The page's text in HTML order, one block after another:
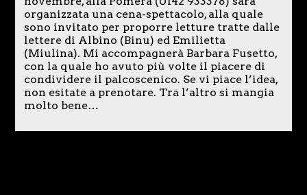
organizzata una cena-spettacolo, alla quale
sono invitato per proporre letture tratte dalle
lettere di Albino (Binu) ed Emilietta
(Miulina). Mi accompagnerà Barbara Fusetto,
con la quale ho avuto più volte il piacere di
condividere il palcoscenico. Se vi piace l’idea,
non esitate a prenotare. Tra l’altro si mangia
molto bene…